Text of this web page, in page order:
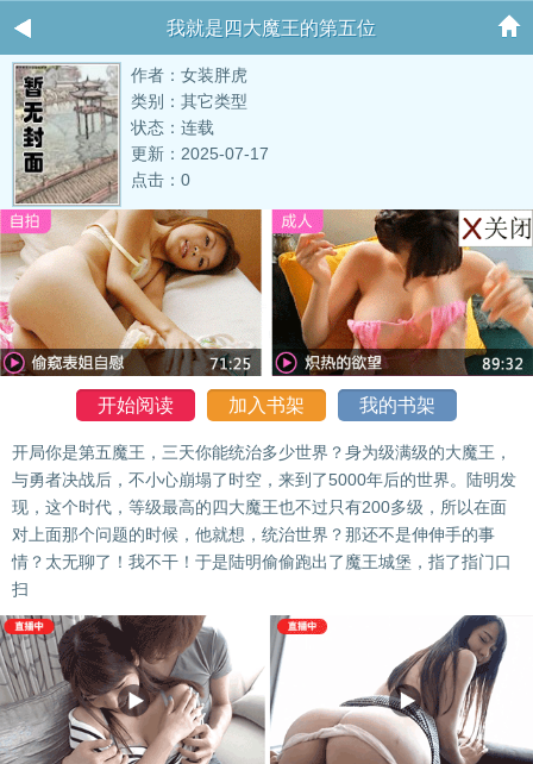
我就是四大魔王的第五位
作者：女装胖虎
类别：其它类型
状态：连载
更新：2025-07-17
点击：0
开始阅读 加入书架 我的书架
开局你是第五魔王，三天你能统治多少世界？身为级满级的大魔王，
与勇者决战后，不小心崩塌了时空，来到了5000年后的世界。陆明发
现，这个时代，等级最高的四大魔王也不过只有200多级，所以在面
对上面那个问题的时候，他就想，统治世界？那还不是伸伸手的事
情？太无聊了！我不干！于是陆明偷偷跑出了魔王城堡，指了指门口
扫